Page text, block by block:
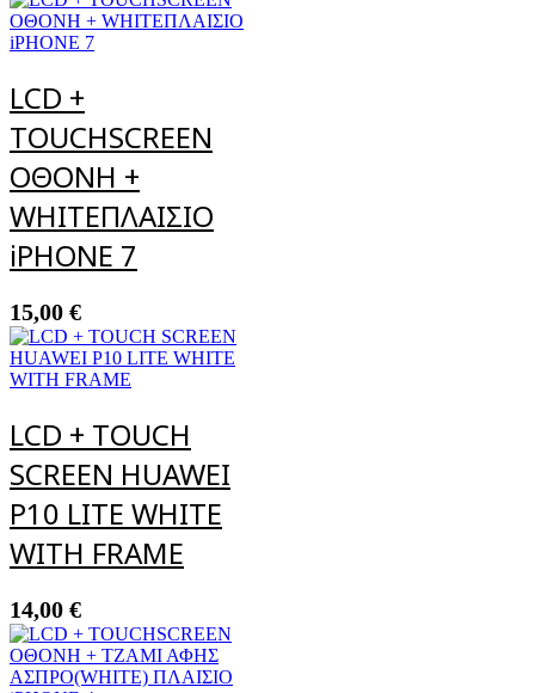
LCD +
TOUCHSCREEN
ΟΘΟΝΗ +
WHITEΠΛΑΙΣΙΟ
iPHONE 7
15,00 €
LCD + TOUCH
SCREEN HUAWEI
P10 LITE WHITE
WITH FRAME
14,00 €